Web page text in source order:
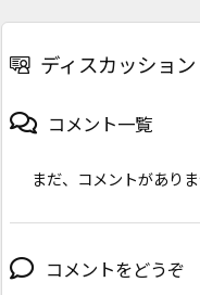
ディスカッション
コメント一覧
まだ、コメントがあり
コメントをどうぞ